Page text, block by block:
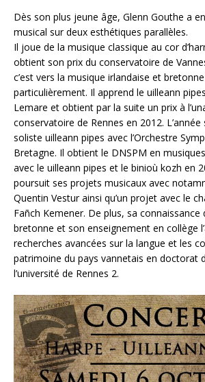
Dès son plus jeune âge, Glenn Gouthe a
musical sur deux esthétiques parallèles.
Il joue de la musique classique au cor
obtient son prix du conservatoire de
c’est vers la musique irlandaise et bretonne
particulièrement. Il apprend le uilleann
Lemare et obtient par la suite un prix à
conservatoire de Rennes en 2012.
soliste uilleann pipes avec l’Orchestre
Bretagne. Il obtient le DNSPM en
avec le uilleann pipes et le binioù kozh en
poursuit ses projets musicaux avec
Quentin Vestur ainsi qu’un projet avec le
Fañch Kemener. De plus, sa connaissance
bretonne et son enseignement en collège
recherches avancées sur la langue et les
patrimoine du pays vannetais en doctorat
l’université de Rennes 2.